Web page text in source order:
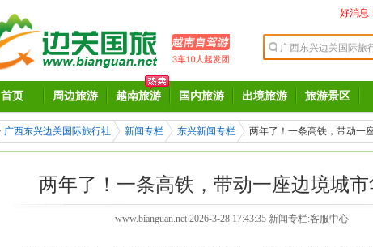
好消息
首页 周边旅游 越南旅游 国内旅游 出境旅游 旅游景区
广西东兴边关国际旅行社 新闻专栏 东兴新闻专栏 两年了！一条高铁，带动一
两年了！一条高铁，带动一座边境城
www.bianguan.net2026-3-28 17:43:35 新闻专栏:客服中心